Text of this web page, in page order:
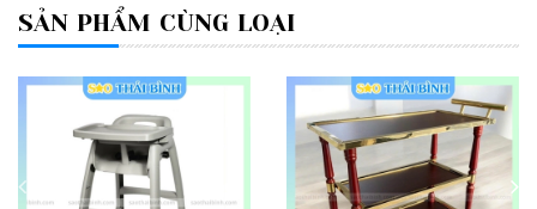
SẢN PHẨM CÙNG LOẠI